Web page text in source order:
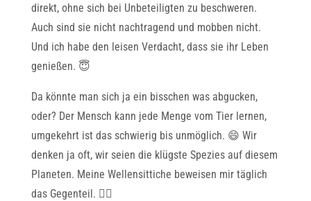
direkt, ohne sich bei Unbeteiligten zu beschweren.
Auch sind sie nicht nachtragend und mobben nicht.
Und ich habe den leisen Verdacht, dass sie ihr Leben
genießen. 😇
Da könnte man sich ja ein bisschen was abgucken,
oder? Der Mensch kann jede Menge vom Tier lernen,
umgekehrt ist das schwierig bis unmöglich. 😄 Wir
denken ja oft, wir seien die klügste Spezies auf diesem
Planeten. Meine Wellensittiche beweisen mir täglich
das Gegenteil. 🤷‍♂️